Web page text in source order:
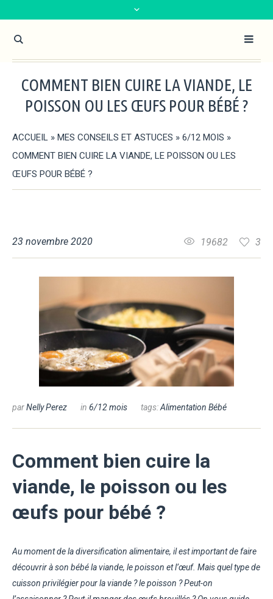
COMMENT BIEN CUIRE LA VIANDE, LE
POISSON OU LES ŒUFS POUR BÉBÉ ?
ACCUEIL » MES CONSEILS ET ASTUCES » 6/12 MOIS »
COMMENT BIEN CUIRE LA VIANDE, LE POISSON OU LES
ŒUFS POUR BÉBÉ ?
23 novembre 2020 3
19682
parNelly Perez in 6/12 mois tags:Alimentation Bébé
Comment bien cuire la
viande, le poisson ou les
œufs pour bébé ?
Au moment de la diversification alimentaire, il est important de faire
découvrir à son bébé la viande, le poisson et l’œuf. Mais quel type de
cuisson privilégier pour la viande ? le poisson ? Peut-on